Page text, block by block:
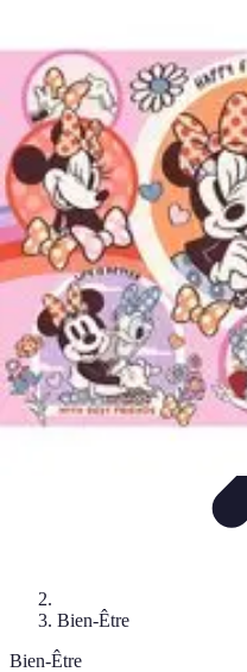
DoshasPlantes et Remèdes
Santé Ayurvédique
Bien-Être
Bien-Être